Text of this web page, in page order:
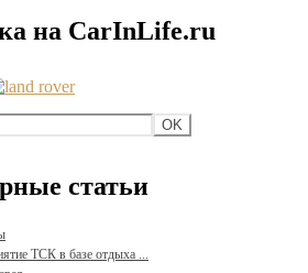
на CarInLife.ru
статьи
ТСК в базе отдыха ...